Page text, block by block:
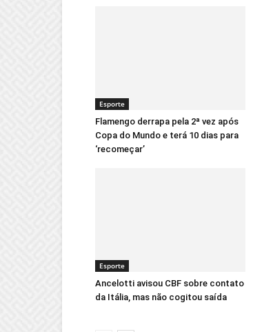
Esporte
Flamengo derrapa pela 2ª vez após
Copa do Mundo e terá 10 dias para
‘recomeçar’
Esporte
Ancelotti avisou CBF sobre contato
da Itália, mas não cogitou saída